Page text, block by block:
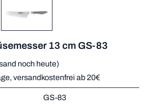
13 cm GS-83
noch heute)
versandkostenfrei ab 20€
GS-83